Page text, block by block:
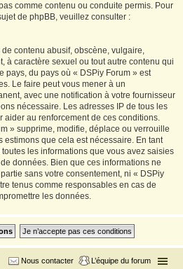
comme contenu ou conduite permis. Pour
de phpBB, veuillez consulter :
contenu abusif, obscène, vulgaire,
à caractère sexuel ou tout autre contenu qui
pays, du pays où « DSPiy Forum » est
Le faire peut vous mener à un
avec une notification à votre fournisseur
nécessaire. Les adresses IP de tous les
aider au renforcement de ces conditions.
» supprime, modifie, déplace ou verrouille
estimons que cela est nécessaire. En tant
les informations que vous avez saisies
données. Bien que ces informations ne
sans votre consentement, ni « DSPiy
tenus comme responsables en cas de
les données.
L’équipe du forum
Nous contacter